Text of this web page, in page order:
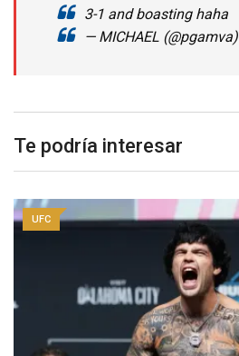
3-1 and boasting haha
— MICHAEL (@pgamva)
Te podría interesar
UFC